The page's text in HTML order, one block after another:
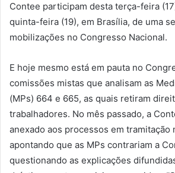
Contee participam desta terça-feira
quinta-feira (19), em Brasília, de uma
mobilizações no Congresso Nacional.
E hoje mesmo está em pauta no
comissões mistas que analisam as
(MPs) 664 e 665, as quais retiram
trabalhadores. No mês passado, a
anexado aos processos em tramitação
apontando que as MPs contrariam a
questionando as explicações